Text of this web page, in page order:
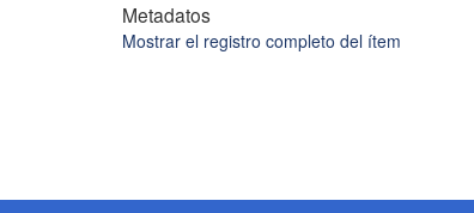
Metadatos
Mostrar el registro completo del ítem